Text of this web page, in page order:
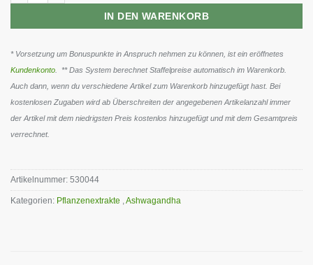
IN DEN WARENKORB
* Vorsetzung um Bonuspunkte in Anspruch nehmen zu können, ist ein eröffnetes
Kundenkonto . ** Das System berechnet Staffelpreise automatisch im Warenkorb.
Auch dann, wenn du verschiedene Artikel zum Warenkorb hinzugefügt hast. Bei
kostenlosen Zugaben wird ab Überschreiten der angegebenen Artikelanzahl immer
der Artikel mit dem niedrigsten Preis kostenlos hinzugefügt und mit dem Gesamtpreis
verrechnet.
Artikelnummer: 530044
Kategorien: Pflanzenextrakte ,Ashwagandha